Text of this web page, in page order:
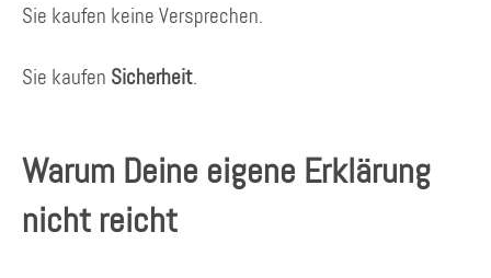
Sie kaufen keine Versprechen.
Sie kaufen Sicherheit.
Warum Deine eigene Erklärung
nicht reicht